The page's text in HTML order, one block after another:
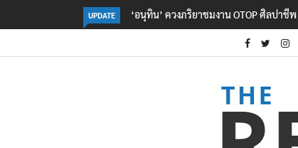
UPDATE ลอรีอัลโชว์ผลประกอบการครึ่งปีแรกโต